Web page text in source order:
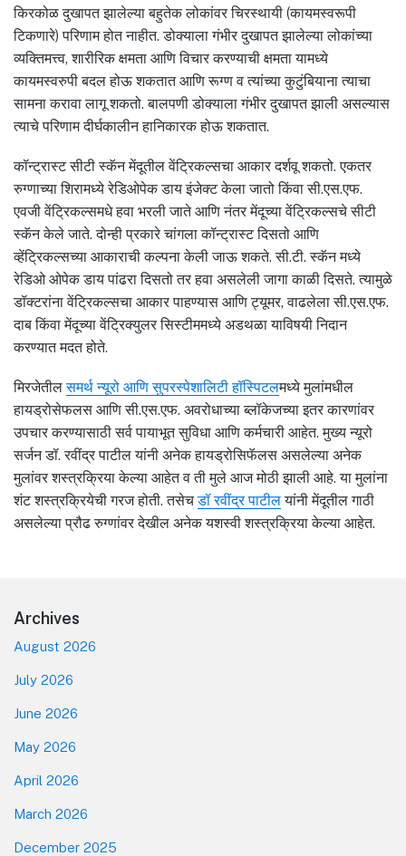
किरकोळ दुखापत झालेल्या बहुतेक लोकांवर चिरस्थायी (कायमस्वरूपी
टिकणारे) परिणाम होत नाहीत. डोक्याला गंभीर दुखापत झालेल्या लोकांच्या
व्यक्तिमत्त्व, शारीरिक क्षमता आणि विचार करण्याची क्षमता यामध्ये
कायमस्वरुपी बदल होऊ शकतात आणि रूग्ण व त्यांच्या कुटुंबियाना त्याचा
सामना करावा लागू शकतो. बालपणी डोक्याला गंभीर दुखापत झाली असल्यास
त्याचे परिणाम दीर्घकालीन हानिकारक होऊ शकतात.
कॉन्ट्रास्ट सीटी स्कॅन मेंदूतील वेंट्रिकल्सचा आकार दर्शवू शकतो. एकतर
रुग्णाच्या शिरामध्ये रेडिओपेक डाय इंजेक्ट केला जातो किंवा सी.एस.एफ.
एवजी वेंट्रिकल्समधे हवा भरली जाते आणि नंतर मेंदूच्या वेंट्रिकल्सचे सीटी
स्कॅन केले जाते. दोन्ही प्रकारे चांगला कॉन्ट्रास्ट दिसतो आणि
व्हेंट्रिकल्सच्या आकाराची कल्पना केली जाऊ शकते. सी.टी. स्कॅन मध्ये
रेडिओ ओपेक डाय पांढरा दिसतो तर हवा असलेली जागा काळी दिसते. त्यामुळे
डॉक्टरांना वेंट्रिकल्सचा आकार पाहण्यास आणि ट्यूमर, वाढलेला सी.एस.एफ.
दाब किंवा मेंदूच्या वेंट्रिक्युलर सिस्टीममध्ये अडथळा याविषयी निदान
करण्यात मदत होते.
मिरजेतीलसमर्थ न्यूरो आणि सुपरस्पेशालिटी हॉस्पिटलमध्ये मुलांमधील
हायड्रोसेफलस आणि सी.एस.एफ. अवरोधाच्या ब्लॉकेजच्या इतर कारणांवर
उपचार करण्यासाठी सर्व पायाभूत सुविधा आणि कर्मचारी आहेत. मुख्य न्यूरो
सर्जन डॉ. रवींद्र पाटील यांनी अनेक हायड्रोसिफॅलस असलेल्या अनेक
मुलांवर शस्त्रक्रिया केल्या आहेत व ती मुले आज मोठी झाली आहे. या मुलांना
शंट शस्त्रक्रियेची गरज होती. तसेचडॉ रवींद्र पाटीलयांनी मेंदूतील गाठी
असलेल्या प्रौढ रुग्णांवर देखील अनेक यशस्वी शस्त्रक्रिया केल्या आहेत.
Footer
Archives
August 2026
July 2026
June 2026
May 2026
April 2026
March 2026
December 2025